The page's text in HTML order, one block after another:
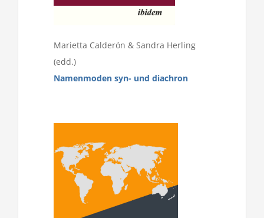
Marietta Calderón & Sandra Herling
(edd.)
Namenmoden syn- und diachron